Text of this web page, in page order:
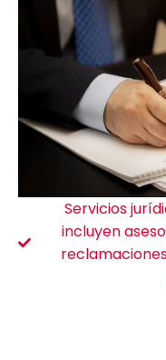
Servicios
incluyen